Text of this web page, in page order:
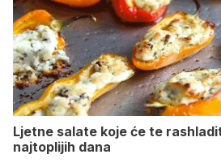
Ljetne salate koje će te
najtoplijih dana